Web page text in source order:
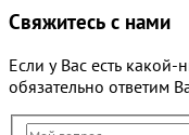
Свяжитесь с нами
Если у Вас есть
обязательно ответим